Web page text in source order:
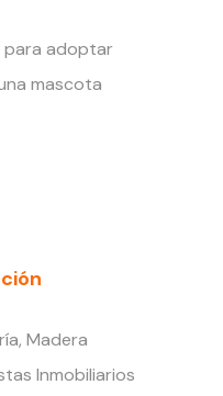
para adoptar
mascota
Madera
Inmobiliarios